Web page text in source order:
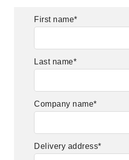
First name*
Last name*
Company name*
Delivery address*